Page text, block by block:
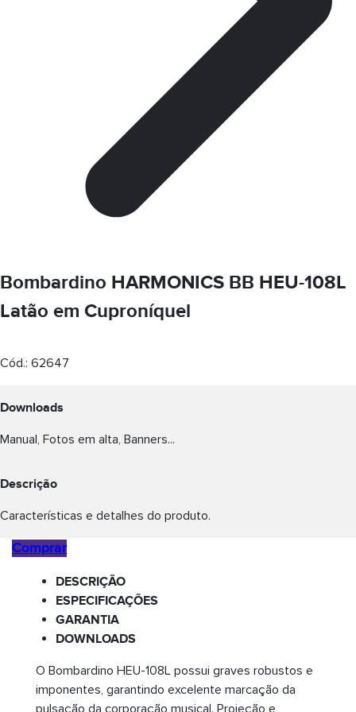
Bombardino HARMONICS BB HEU-108L
Latão em Cuproníquel
Cód.: 62647
Downloads
Manual, Fotos em alta, Banners...
Descrição
Características e detalhes do produto.
Comprar
DESCRIÇÃO
ESPECIFICAÇÕES
GARANTIA
DOWNLOADS
O Bombardino HEU-108L possui graves robustos e
imponentes, garantindo excelente marcação da